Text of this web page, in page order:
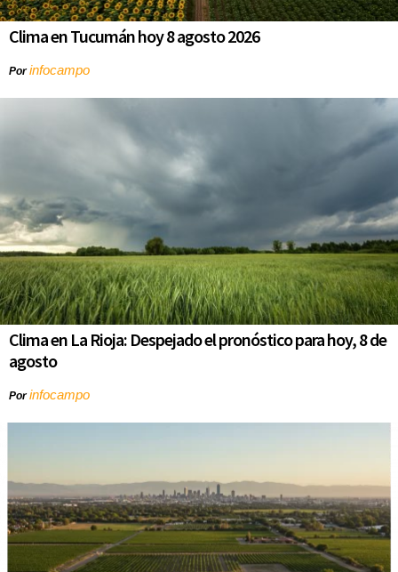
Clima en Tucumán hoy 8 agosto 2026
Porinfocampo
Clima en La Rioja: Despejado el pronóstico para hoy, 8 de
agosto
Porinfocampo